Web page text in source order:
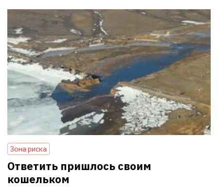
Зона риска
Ответить пришлось своим
кошельком